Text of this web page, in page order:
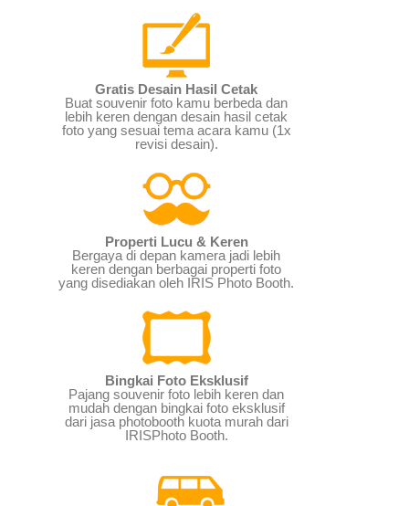
Gratis Desain Hasil Cetak
Buat souvenir foto kamu berbeda dan
lebih keren dengan desain hasil cetak
foto yang sesuai tema acara kamu (1x
revisi desain).
Properti Lucu & Keren
Bergaya di depan kamera jadi lebih
keren dengan berbagai properti foto
yang disediakan oleh IRIS Photo Booth.
Bingkai Foto Eksklusif
Pajang souvenir foto lebih keren dan
mudah dengan bingkai foto eksklusif
dari jasa photobooth kuota murah dari
IRISPhoto Booth.